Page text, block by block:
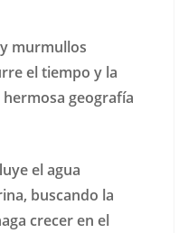
murmullos
el tiempo y la
geografía
el agua
buscando la
crecer en el